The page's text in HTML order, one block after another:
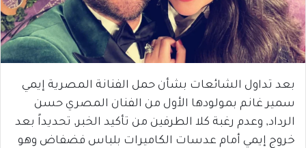
بعد تداول الشائعات بشأن حمل الفنانة المصرية إيمي
سمير غانم بمولودها الأول من الفنان المصري حسن
الرداد, وعدم رغبة كلا الطرفين من تأكيد الخبر, تحديداً بعد
خروج إيمي أمام عدسات الكاميرات بلباس فضفاض وهو